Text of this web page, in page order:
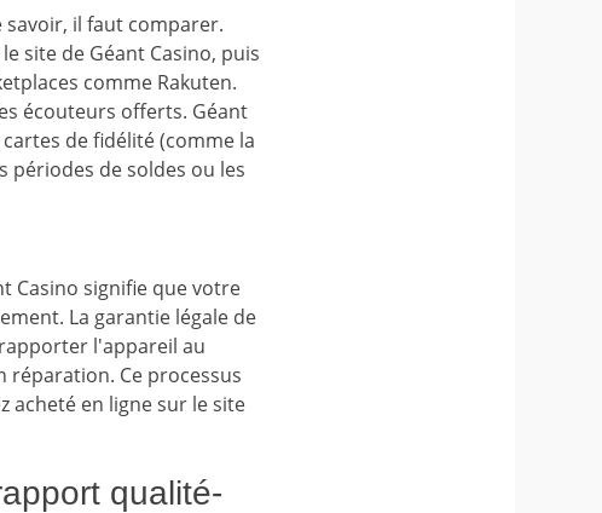
savoir, il faut comparer.
site de Géant Casino, puis
comme Rakuten.
écouteurs offerts. Géant
de fidélité (comme la
périodes de soldes ou les
Casino signifie que votre
La garantie légale de
l'appareil au
réparation. Ce processus
acheté en ligne sur le site
qualité-